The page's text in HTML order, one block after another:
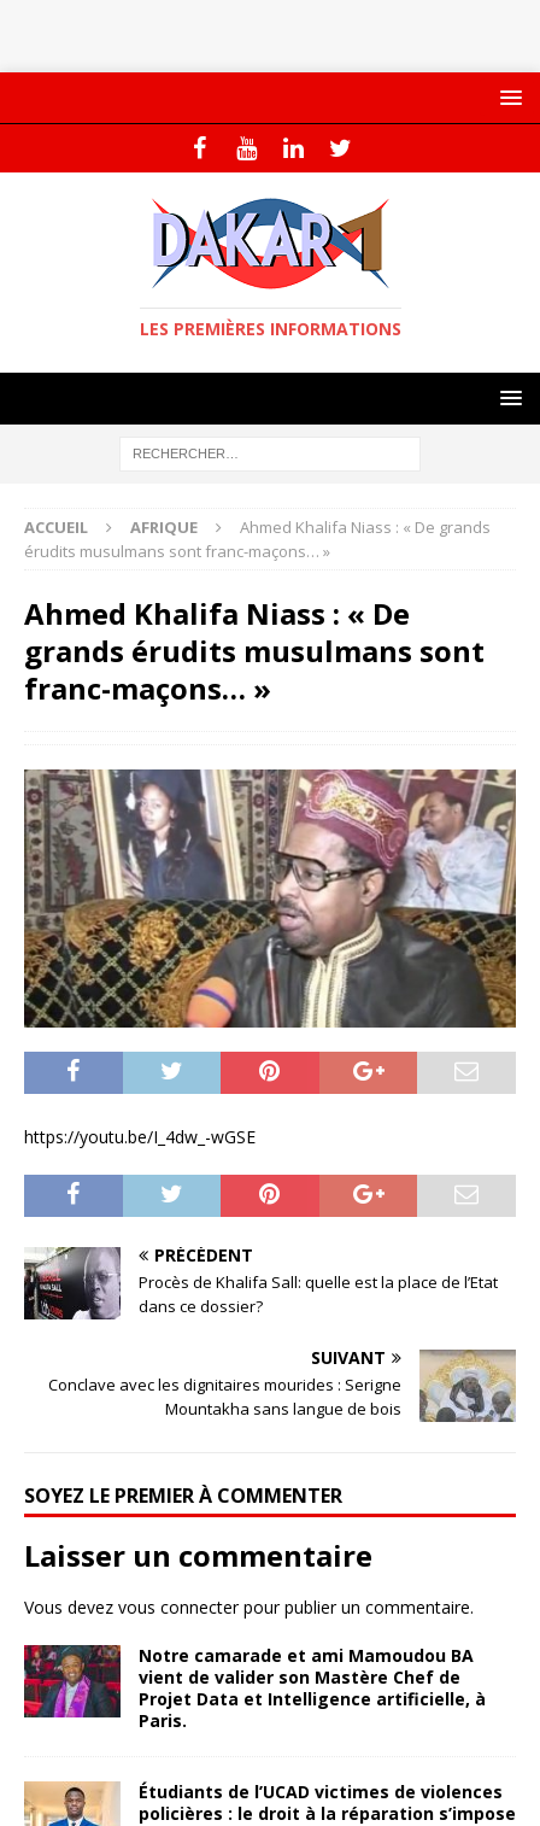
LES PREMIÈRES INFORMATIONS
ACCUEIL AFRIQUE
Ahmed Khalifa Niass : « De grands
érudits musulmans sont franc-maçons… »
Ahmed Khalifa Niass : « De
grands érudits musulmans sont
franc-maçons… »
https://youtu.be/I_4dw_-wGSE
PRÉCÉDENT
Procès de Khalifa Sall: quelle est la place de l’Etat
dans ce dossier?
SUIVANT
Conclave avec les dignitaires mourides : Serigne
Mountakha sans langue de bois
SOYEZ LE PREMIER À COMMENTER
Laisser un commentaire
Vous devez vous connecterpour publier un commentaire.
Notre camarade et ami Mamoudou BA
vient de valider son Mastère Chef de
Projet Data et Intelligence artificielle, à
Paris.
Étudiants de l’UCAD victimes de violences
policières : le droit à la réparation s’impose